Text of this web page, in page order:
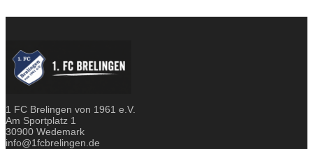
1 FC Brelingen von 1961 e.V.
Am Sportplatz 1
30900 Wedemark
info@1fcbrelingen.de